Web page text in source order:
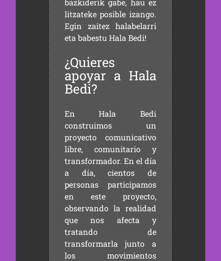
bazkiderik gabe, hau ez
litzateke posible izango.
Egin zaitez halabelarri
eta babestu Hala Bedi!
¿Quieres
apoyar a Hala
Bedi?
En Hala Bedi
construimos un
proyecto comunicativo
libre, comunitario y
transformador. En el día
a día, cientos de
personas participamos
en este proyecto,
observando la realidad
que nos afecta y
tratando de
transformarla junto a
los movimientos